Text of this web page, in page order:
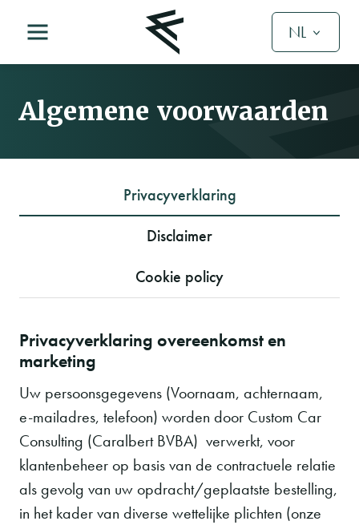
NL
Algemene voorwaarden
Privacyverklaring
Disclaimer
Cookie policy
Privacyverklaring overeenkomst en
marketing
Uw persoonsgegevens (Voornaam, achternaam,
e-mailadres, telefoon) worden door Custom Car
Consulting (Caralbert BVBA) verwerkt, voor
klantenbeheer op basis van de contractuele relatie
als gevolg van uw opdracht/geplaatste bestelling,
in het kader van diverse wettelijke plichten (onze